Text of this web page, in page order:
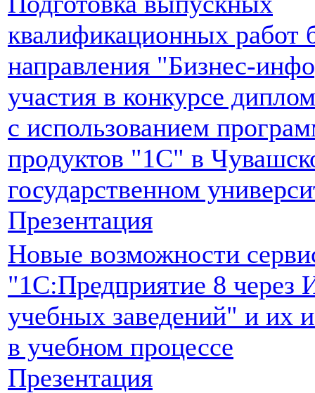
квалификационных работ
направления "Бизнес-
участия в конкурсе
с использованием
продуктов "1С" в
государственном
Презентация
Новые возможности
"1С:Предприятие 8 через
учебных заведений" и их
в учебном процессе
Презентация